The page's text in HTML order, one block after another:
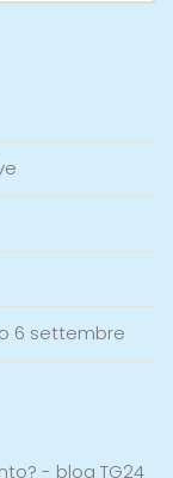
6 settembre
- blog TG24